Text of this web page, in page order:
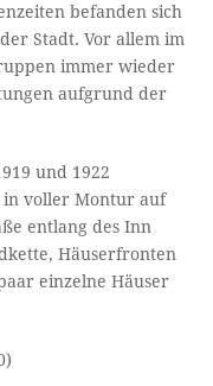
befanden sich
Stadt. Vor allem im
immer wieder
aufgrund der
und 1922
in voller Montur auf
entlang des Inn
Häuserfronten
einzelne Häuser